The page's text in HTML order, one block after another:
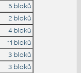
5 bloků
2 bloků
4 bloků
11 bloků
3 bloků
3 bloků